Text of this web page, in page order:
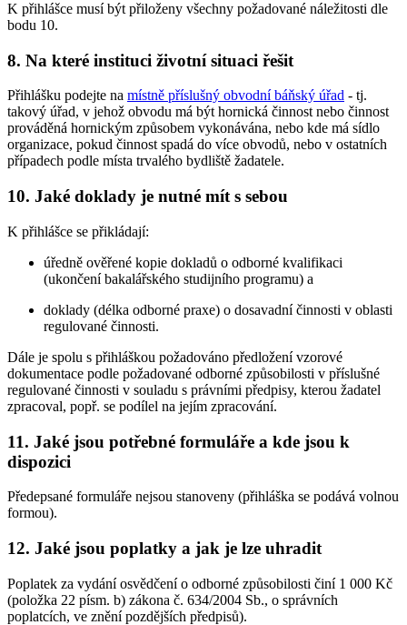
K přihlášce musí být přiloženy všechny požadované náležitosti dle
bodu 10.
8. Na které instituci životní situaci řešit
Přihlášku podejte na místně příslušný obvodní báňský úřad - tj.
takový úřad, v jehož obvodu má být hornická činnost nebo činnost
prováděná hornickým způsobem vykonávána, nebo kde má sídlo
organizace, pokud činnost spadá do více obvodů, nebo v ostatních
případech podle místa trvalého bydliště žadatele.
10. Jaké doklady je nutné mít s sebou
K přihlášce se přikládají:
úředně ověřené kopie dokladů o odborné kvalifikaci
(ukončení bakalářského studijního programu) a
doklady (délka odborné praxe) o dosavadní činnosti v oblasti
regulované činnosti.
Dále je spolu s přihláškou požadováno předložení vzorové
dokumentace podle požadované odborné způsobilosti v příslušné
regulované činnosti v souladu s právními předpisy, kterou žadatel
zpracoval, popř. se podílel na jejím zpracování.
11. Jaké jsou potřebné formuláře a kde jsou k
dispozici
Předepsané formuláře nejsou stanoveny (přihláška se podává volnou
formou).
12. Jaké jsou poplatky a jak je lze uhradit
Poplatek za vydání osvědčení o odborné způsobilosti činí 1 000 Kč
(položka 22 písm. b) zákona č. 634/2004 Sb., o správních
poplatcích, ve znění pozdějších předpisů).